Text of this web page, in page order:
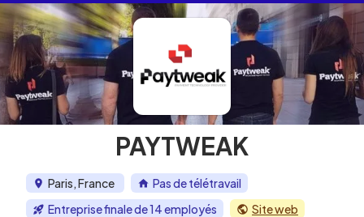
PAYTWEAK
Paris, France
Pas de télétravail
Entreprise finale de 14 employés
Site web